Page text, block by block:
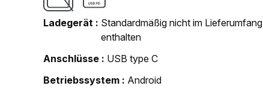
Ladegerät
Standardmäßig nicht im Lieferumfang
enthalten
Anschlüsse
USB type C
Betriebssystem
Android